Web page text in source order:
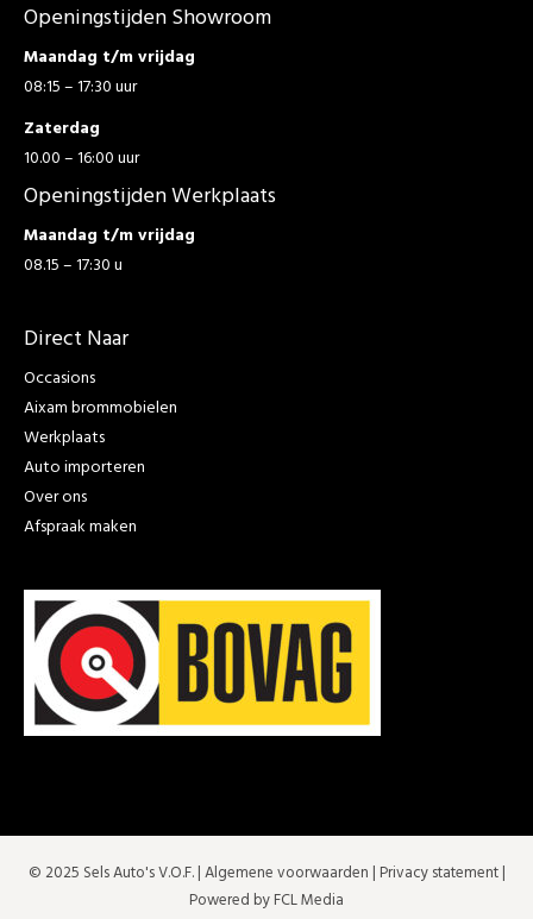
Openingstijden Showroom
Maandag t/m vrijdag
08:15 – 17:30 uur
Zaterdag
10.00 – 16:00 uur
Openingstijden Werkplaats
Maandag t/m vrijdag
08.15 – 17:30 u
Direct Naar
Occasions
Aixam brommobielen
Werkplaats
Auto importeren
Over ons
Afspraak maken
© 2025 Sels Auto's V.O.F. |Algemene voorwaarden | Privacy statement|
Powered by FCL Media